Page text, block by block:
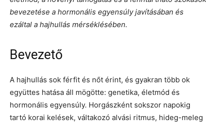
bevezetése a hormonális egyensúly javításában és
ezáltal a hajhullás mérséklésében.
Bevezető
A hajhullás sok férfit és nőt érint, és gyakran több ok
együttes hatása áll mögötte: genetika, életmód és
hormonális egyensúly. Horgászként sokszor napokig
tartó korai kelések, váltakozó alvási ritmus, hideg-meleg